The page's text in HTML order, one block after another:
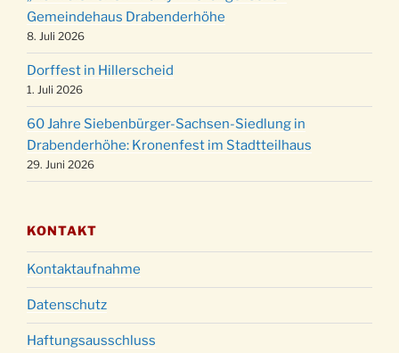
24.12.
Weihnachtsgottesdienst in der Kirche um
18:00 Uhr
24.12.
Christmette mit der ev. Jugend in der Kirche
um 23:00 Uhr
31.12.
Gottesdienst zu Silvester in der Kirche um
18:00 Uhr
Gemeindehaus Drabenderhöhe
8. Juli 2026
Dorffest in Hillerscheid
1. Juli 2026
60 Jahre Siebenbürger-Sachsen-Siedlung in
Drabenderhöhe: Kronenfest im Stadtteilhaus
29. Juni 2026
KONTAKT
Kontaktaufnahme
Datenschutz
Haftungsausschluss